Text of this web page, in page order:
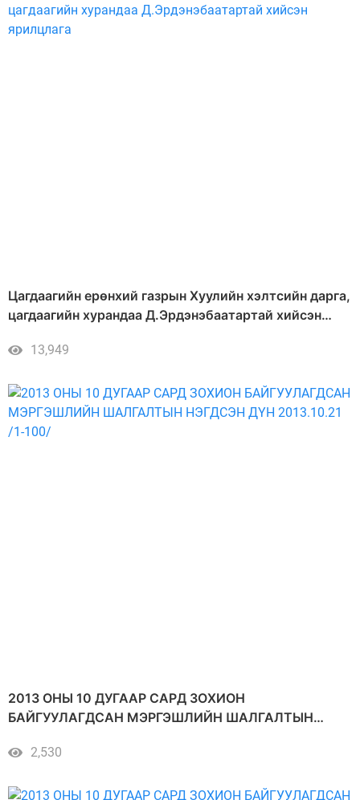
Цагдаагийн ерөнхий газрын Хуулийн хэлтсийн дарга,
цагдаагийн хурандаа Д.Эрдэнэбаатартай хийсэн
13,949
2013 ОНЫ 10 ДУГААР САРД ЗОХИОН
БАЙГУУЛАГДСАН МЭРГЭШЛИЙН ШАЛГАЛТЫН
2,530